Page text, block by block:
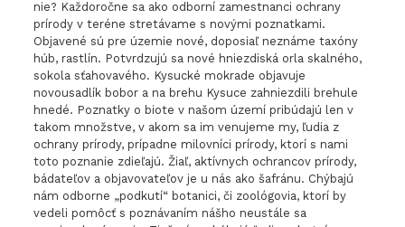
nie? Každoročne sa ako odborní zamestnanci ochrany
prírody v teréne stretávame s novými poznatkami.
Objavené sú pre územie nové, doposiaľ neznáme taxóny
húb, rastlín. Potvrdzujú sa nové hniezdiská orla skalného,
sokola sťahovavého. Kysucké mokrade objavuje
novousadlík bobor a na brehu Kysuce zahniezdili brehule
hnedé. Poznatky o biote v našom území pribúdajú len v
takom množstve, v akom sa im venujeme my, ľudia z
ochrany prírody, prípadne milovníci prírody, ktorí s nami
toto poznanie zdieľajú. Žiaľ, aktívnych ochrancov prírody,
bádateľov a objavovateľov je u nás ako šafránu. Chýbajú
nám odborne „podkutí“ botanici, či zoológovia, ktorí by
vedeli pomôcť s poznávaním nášho neustále sa